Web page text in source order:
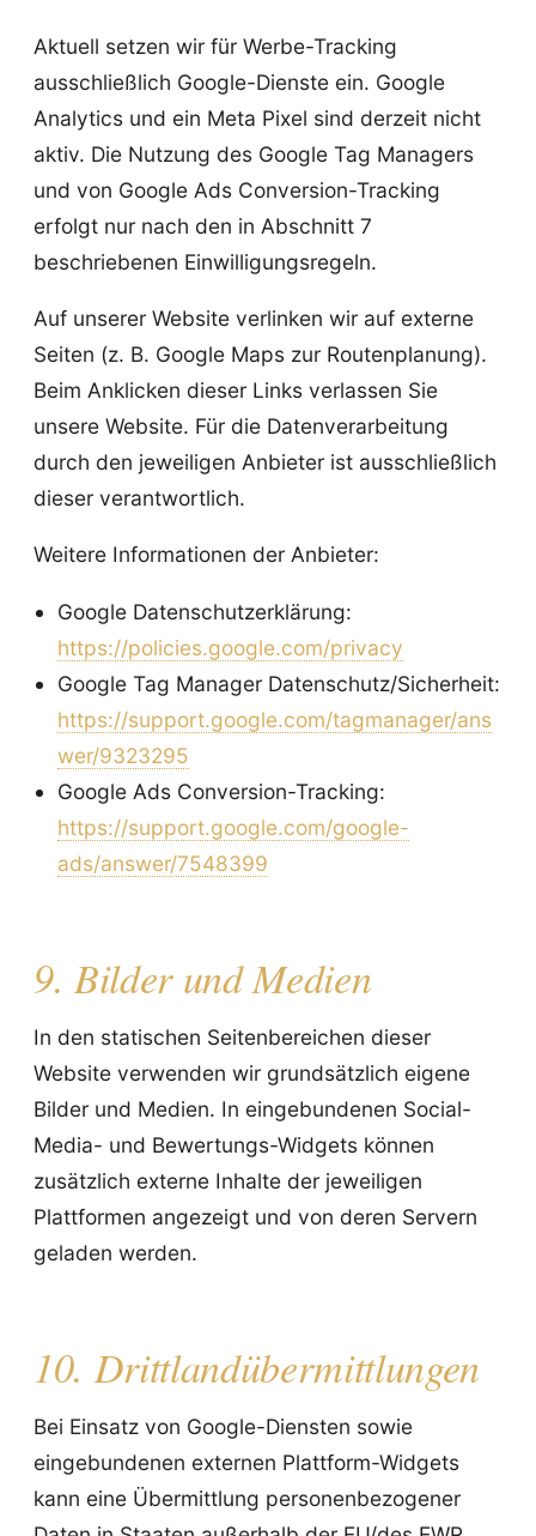
Aktuell setzen wir für Werbe-Tracking
ausschließlich Google-Dienste ein. Google
Analytics und ein Meta Pixel sind derzeit nicht
aktiv. Die Nutzung des Google Tag Managers
und von Google Ads Conversion-Tracking
erfolgt nur nach den in Abschnitt 7
beschriebenen Einwilligungsregeln.
Auf unserer Website verlinken wir auf externe
Seiten (z. B. Google Maps zur Routenplanung).
Beim Anklicken dieser Links verlassen Sie
unsere Website. Für die Datenverarbeitung
durch den jeweiligen Anbieter ist ausschließlich
dieser verantwortlich.
Weitere Informationen der Anbieter:
Google Datenschutzerklärung:
https://policies.google.com/privacy
Google Tag Manager Datenschutz/Sicherheit:
https://support.google.com/tagmanager/ans
wer/9323295
Google Ads Conversion-Tracking:
https://support.google.com/google-
ads/answer/7548399
9. Bilder und Medien
In den statischen Seitenbereichen dieser
Website verwenden wir grundsätzlich eigene
Bilder und Medien. In eingebundenen Social-
Media- und Bewertungs-Widgets können
zusätzlich externe Inhalte der jeweiligen
Plattformen angezeigt und von deren Servern
geladen werden.
10. Drittlandübermittlungen
Bei Einsatz von Google-Diensten sowie
eingebundenen externen Plattform-Widgets
kann eine Übermittlung personenbezogener